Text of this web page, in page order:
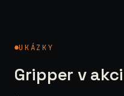
UKÁZKY
Gripper v akci